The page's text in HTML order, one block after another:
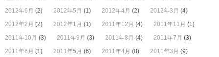
2012年6月 (2) 2012年5月 (1) 2012年4月 (2) 2012年3月 (4)
2012年2月 (2) 2012年1月 (1) 2011年12月 (4) 2011年11月 (1)
2011年10月 (3) 2011年9月 (3) 2011年8月 (4) 2011年7月 (3)
2011年6月 (1) 2011年5月 (6) 2011年4月 (8) 2011年3月 (9)